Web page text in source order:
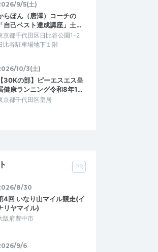
9/5(土)
らぽん（唐澤）コーチの
「自己ベスト達成講座」土…
京都千代田区日比谷公園1-2
比谷駐車場地下１階
10/3(土)
【30Kの部】ピーエスエス皇
健康ランニング令和8年1…
京都千代田区皇居
PR
8/30
4回 いなり山マイル競走(イ
リヤマイル)
阪府豊中市
9/6